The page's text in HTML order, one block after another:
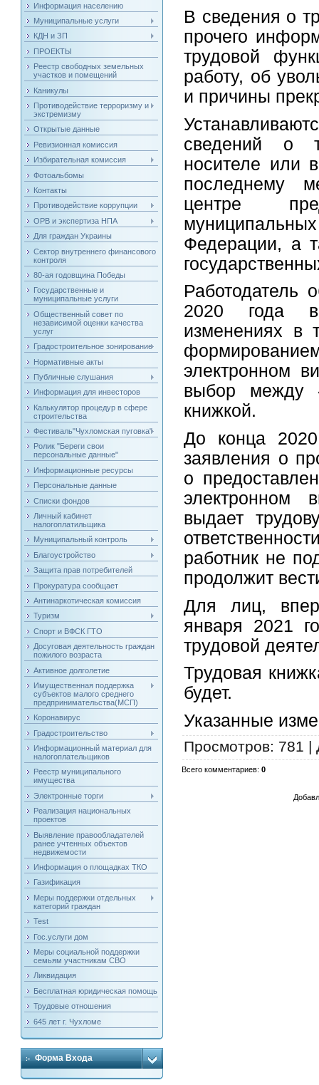
Информация населению
Муниципальные услуги
КДН и ЗП
ПРОЕКТЫ
Реестр свободных земельных
участков и помещений
Каникулы
Противодействие терроризму и
экстремизму
Открытые данные
Ревизионная комиссия
Избирательная комиссия
Фотоальбомы
Контакты
Противодействие коррупции
ОРВ и экспертиза НПА
Для граждан Украины
Сектор внутреннего финансового
контроля
80-ая годовщина Победы
Государственные и
муниципальные услуги
Общественный совет по
независимой оценки качества
услуг
Градостроительное зонирование
Нормативные акты
Публичные слушания
Информация для инвесторов
Калькулятор процедур в сфере
строительства
Фестиваль"Чухломская пуговка"
Ролик "Береги свои
персональные данные"
Информационные ресурсы
Персональные данные
Списки фондов
Личный кабинет
налогоплатильщика
Муниципальный контроль
Благоустройство
Защита прав потребителей
Прокуратура сообщает
Антинаркотическая комиссия
Туризм
Спорт и ВФСК ГТО
Досуговая деятельность граждан
пожилого возраста
Активное долголетие
Имущественная поддержка
субъектов малого среднего
предпринимательства(МСП)
Коронавирус
Градостроительство
Информационный материал для
налогоплательщиков
Реестр муниципального
имущества
Электронные торги
Реализация национальных
проектов
Выявление правообладателей
ранее учтенных объектов
недвижемости
Информация о площадках ТКО
Газификация
Меры поддержки отдельных
категорий граждан
Test
Гос.услуги дом
Меры социальной поддержки
семьям участникам СВО
Ликвидация
Бесплатная юридическая помощь
Трудовые отношения
645 лет г. Чухломе
Форма Входа
В сведения о
прочего
трудовой
работу, об
и причины
сведений о
носителе или
последнему
центре
Федерации, а
Работодатель
2020 года
изменениях в
электронном
выбор между
книжкой.
До конца 2020
заявления о
о
электронном
выдает
работник не
продолжит
Для лиц,
января 2021
трудовой
Трудовая
будет.
Указанные
Просмотров: 781 |
Всего комментариев:0